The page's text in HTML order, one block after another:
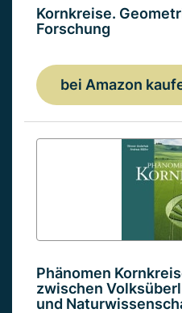
Kornkreise.
Forschung
bei Amazon
Phänomen
zwischen
und